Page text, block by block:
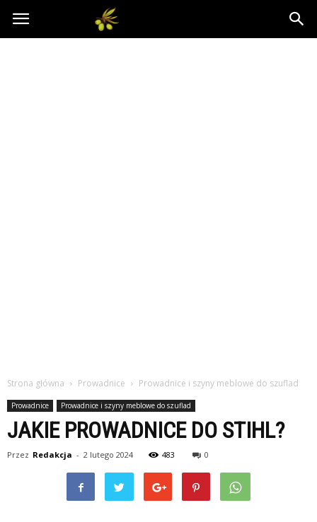
Oliwkowo.pl
Strona główna Prowadnice Prowadnice i szyny meblowe do szuflad
Prowadnice Prowadnice i szyny meblowe do szuflad
JAKIE PROWADNICE DO STIHL?
Przez Redakcja - 2 lutego 2024 483 0